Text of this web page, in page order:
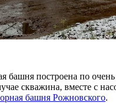
башня построена по
скважина, вместе с
башня Рожновского.